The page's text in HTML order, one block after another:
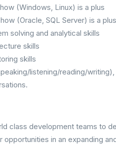
(Windows, Linux) is a plus
(Oracle, SQL Server) is a plus
solving and analytical skills
skills
skills
listening/reading/
class development teams to
opportunities in an expanding